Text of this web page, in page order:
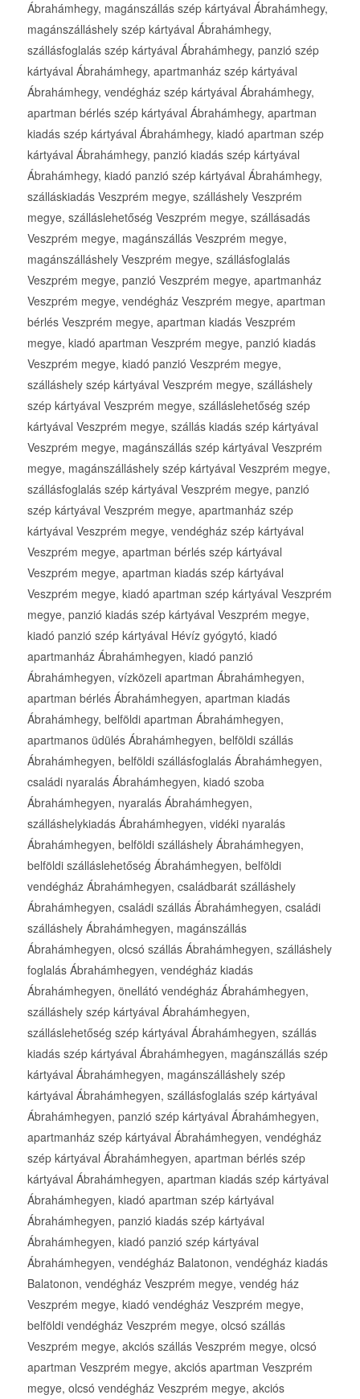
Ábrahámhegy, magánszállás szép kártyával Ábrahámhegy,
magánszálláshely szép kártyával Ábrahámhegy,
szállásfoglalás szép kártyával Ábrahámhegy, panzió szép
kártyával Ábrahámhegy, apartmanház szép kártyával
Ábrahámhegy, vendégház szép kártyával Ábrahámhegy,
apartman bérlés szép kártyával Ábrahámhegy, apartman
kiadás szép kártyával Ábrahámhegy, kiadó apartman szép
kártyával Ábrahámhegy, panzió kiadás szép kártyával
Ábrahámhegy, kiadó panzió szép kártyával Ábrahámhegy,
szálláskiadás Veszprém megye, szálláshely Veszprém
megye, szálláslehetőség Veszprém megye, szállásadás
Veszprém megye, magánszállás Veszprém megye,
magánszálláshely Veszprém megye, szállásfoglalás
Veszprém megye, panzió Veszprém megye, apartmanház
Veszprém megye, vendégház Veszprém megye, apartman
bérlés Veszprém megye, apartman kiadás Veszprém
megye, kiadó apartman Veszprém megye, panzió kiadás
Veszprém megye, kiadó panzió Veszprém megye,
szálláshely szép kártyával Veszprém megye, szálláshely
szép kártyával Veszprém megye, szálláslehetőség szép
kártyával Veszprém megye, szállás kiadás szép kártyával
Veszprém megye, magánszállás szép kártyával Veszprém
megye, magánszálláshely szép kártyával Veszprém megye,
szállásfoglalás szép kártyával Veszprém megye, panzió
szép kártyával Veszprém megye, apartmanház szép
kártyával Veszprém megye, vendégház szép kártyával
Veszprém megye, apartman bérlés szép kártyával
Veszprém megye, apartman kiadás szép kártyával
Veszprém megye, kiadó apartman szép kártyával Veszprém
megye, panzió kiadás szép kártyával Veszprém megye,
kiadó panzió szép kártyával Hévíz gyógytó, kiadó
apartmanház Ábrahámhegyen, kiadó panzió
Ábrahámhegyen, vízközeli apartman Ábrahámhegyen,
apartman bérlés Ábrahámhegyen, apartman kiadás
Ábrahámhegy, belföldi apartman Ábrahámhegyen,
apartmanos üdülés Ábrahámhegyen, belföldi szállás
Ábrahámhegyen, belföldi szállásfoglalás Ábrahámhegyen,
családi nyaralás Ábrahámhegyen, kiadó szoba
Ábrahámhegyen, nyaralás Ábrahámhegyen,
szálláshelykiadás Ábrahámhegyen, vidéki nyaralás
Ábrahámhegyen, belföldi szálláshely Ábrahámhegyen,
belföldi szálláslehetőség Ábrahámhegyen, belföldi
vendégház Ábrahámhegyen, családbarát szálláshely
Ábrahámhegyen, családi szállás Ábrahámhegyen, családi
szálláshely Ábrahámhegyen, magánszállás
Ábrahámhegyen, olcsó szállás Ábrahámhegyen, szálláshely
foglalás Ábrahámhegyen, vendégház kiadás
Ábrahámhegyen, önellátó vendégház Ábrahámhegyen,
szálláshely szép kártyával Ábrahámhegyen,
szálláslehetőség szép kártyával Ábrahámhegyen, szállás
kiadás szép kártyával Ábrahámhegyen, magánszállás szép
kártyával Ábrahámhegyen, magánszálláshely szép
kártyával Ábrahámhegyen, szállásfoglalás szép kártyával
Ábrahámhegyen, panzió szép kártyával Ábrahámhegyen,
apartmanház szép kártyával Ábrahámhegyen, vendégház
szép kártyával Ábrahámhegyen, apartman bérlés szép
kártyával Ábrahámhegyen, apartman kiadás szép kártyával
Ábrahámhegyen, kiadó apartman szép kártyával
Ábrahámhegyen, panzió kiadás szép kártyával
Ábrahámhegyen, kiadó panzió szép kártyával
Ábrahámhegyen, vendégház Balatonon, vendégház kiadás
Balatonon, vendégház Veszprém megye, vendég ház
Veszprém megye, kiadó vendégház Veszprém megye,
belföldi vendégház Veszprém megye, olcsó szállás
Veszprém megye, akciós szállás Veszprém megye, olcsó
apartman Veszprém megye, akciós apartman Veszprém
megye, olcsó vendégház Veszprém megye, akciós